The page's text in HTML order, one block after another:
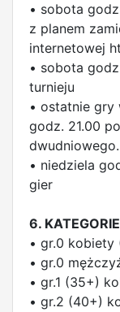
• sobota
z planem
internetowej
• sobota
turnieju
• ostatnie gry
godz. 21.00
dwudniowego.
• niedziela
gier
6.
• gr.0 kobiety
• gr.0
• gr.1 (35+)
• gr.2 (40+)